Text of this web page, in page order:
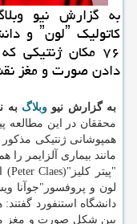
به گزارش نیو
۷۶ مکان
دادن صورت و مغز
به گزارش نیووبلاگ به
محققان در این
همپوشانی ژنتیکی
مانند بیماری آلزایمر را
"پیتر کلیز"(Peter Claes) از آزمایشگاه تصویربرداری
دانشگاه استنفورد
بین شکل صورت و مغز ما